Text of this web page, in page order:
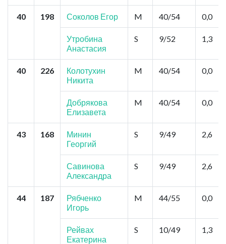
40 198 Соколов Егор M 40/54 0,0
Утробина
Анастасия
S 9/52 1,3
40 226
Колотухин
Никита
M 40/54 0,0
Добрякова
Елизавета
M 40/54 0,0
43 168
Минин
Георгий
S 9/49 2,6
Савинова
Александра
S 9/49 2,6
44 187
Рябченко
Игорь
M 44/55 0,0
Рейвах
Екатерина
S 10/49 1,3